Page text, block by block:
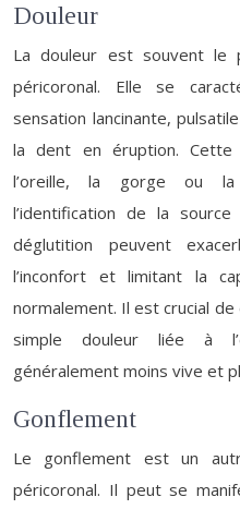
Douleur
La douleur est souvent le
péricoronal. Elle se
sensation lancinante,
la dent en éruption. Cette
l’oreille, la gorge ou la
l’identification de la
déglutition peuvent
l’inconfort et limitant la
normalement. Il est crucial
simple douleur liée à
généralement moins vive et
Gonflement
Le gonflement est un
péricoronal. Il peut se